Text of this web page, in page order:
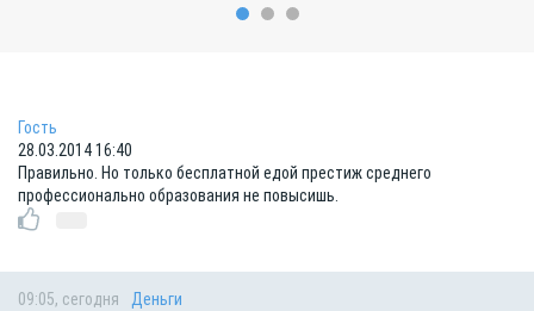
Гость
28.03.2014 16:40
Правильно. Но только бесплатной едой престиж среднего
профессионально образования не повысишь.
09:05, сегодня Деньги